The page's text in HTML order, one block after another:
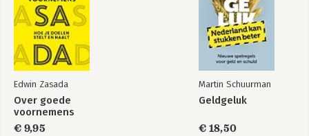
Edwin Zasada
Over goede
voornemens
€ 9,95
Martin Schuurman
Geldgeluk
€ 18,50